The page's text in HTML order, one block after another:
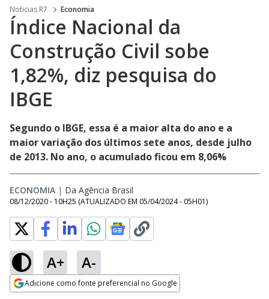
Noticias R7 Economia
Índice Nacional da
Construção Civil sobe
1,82%, diz pesquisa do
IBGE
Segundo o IBGE, essa é a maior alta do ano e a
maior variação dos últimos sete anos, desde julho
de 2013. No ano, o acumulado ficou em 8,06%
ECONOMIA | Da Agência Brasil
08/12/2020 - 10H25 (ATUALIZADO EM 05/04/2024 - 05H01)
A+ A-
Adicione como fonte preferencial no Google